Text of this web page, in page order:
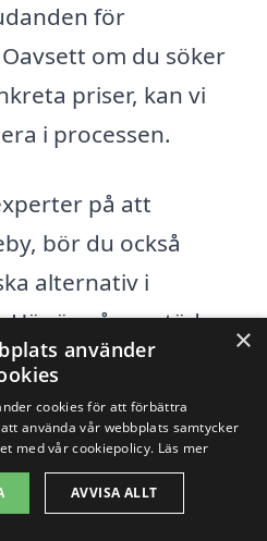
för
om du söker
priser, kan vi
i processen.
på att
bör du också
alternativ i
Här är några städer
tjänster:
×
använder
cookies för att förbättra
använda vår webbplats samtycker
med vår cookiepolicy. Läs mer
AVVISA ALLT